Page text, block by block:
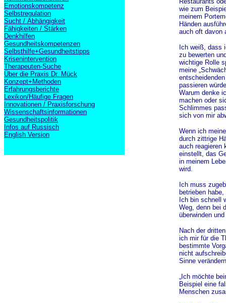
Emotionskompetenz
Selbstregulation
Sucht / Abhängigkeit
Fähigkeiten / Stärken
Denkhilfen
Gesundheitskompetenzen
Selbsthilfe+Gesundheitstipps
Krisenintervention
Therapeuten-Suche
Über die Praxis Dr. Mück
Konzept+Methoden
Erfahrungsberichte
Lexikon/Häufige Fragen
Innovationen / Praxisforschung
Wissenschaftsinformationen
Gesundheitspolitik
Infos auf Russisch
English Version
wie zum
meinem
Händen
auch oft davon
Ich weiß, dass
zu bewerten
wichtige Rolle
meine
passieren
Warum denke
machen oder
Schlimmes
sich von mir
Wenn ich
durch zittrige
auch reagieren
einstellt, das
in meinem
wird.
Ich muss
betrieben
Ich bin schnell
Weg, denn bei
überwinden
Nach der
ich mir für die
bestimmte
nicht
Sinne
„Ich möchte
Beispiel eine
Menschen